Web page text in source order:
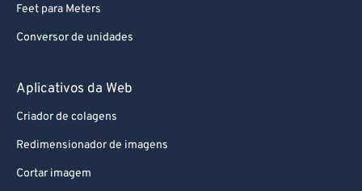
Feet para Meters
Conversor de unidades
Aplicativos da Web
Criador de colagens
Redimensionador de imagens
Cortar imagem